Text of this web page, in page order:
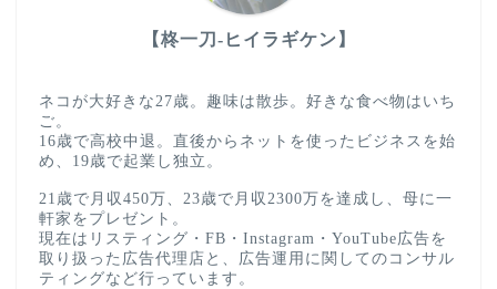
【柊一刀-ヒイラギケン】
ネコが大好きな27歳。趣味は散歩。好きな食べ物はいち
ご。
16歳で高校中退。直後からネットを使ったビジネスを始
め、19歳で起業し独立。
21歳で月収450万、23歳で月収2300万を達成し、母に一
軒家をプレゼント。
現在はリスティング・FB・Instagram・YouTube広告を
取り扱った広告代理店と、広告運用に関してのコンサル
ティングなど行っています。